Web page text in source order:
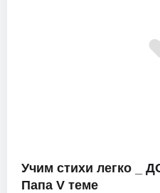
Учим стихи легко _
Папа V теме